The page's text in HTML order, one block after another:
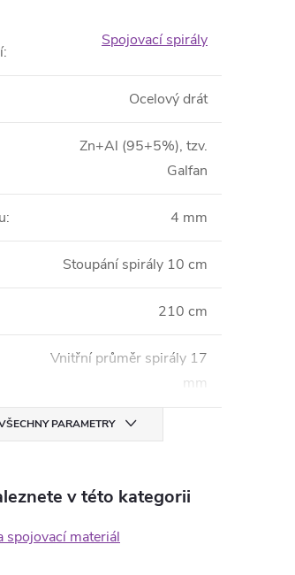
:
Spojovací spirály
Ocelový drát
Zn+Al (95+5%), tzv.
Galfan
: 4 mm
Stoupání spirály 10 cm
210 cm
Vnitřní průměr spirály 17
mm
PARAMETRY
v této kategorii
spojovací materiál